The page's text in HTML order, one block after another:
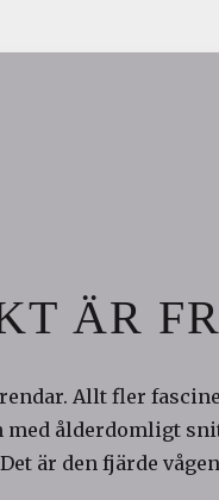
ÄR
Allt fler
ålderdomligt
är den fjärde